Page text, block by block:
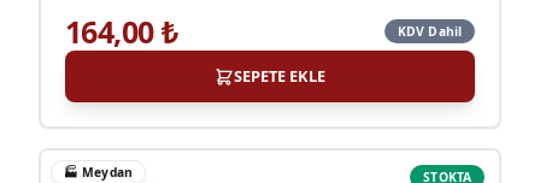
164,00₺ KDV Dahil
SEPETE EKLE
STOKTA
🏭 Meydan